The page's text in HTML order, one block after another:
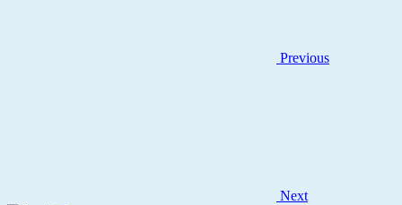
Previous
Next